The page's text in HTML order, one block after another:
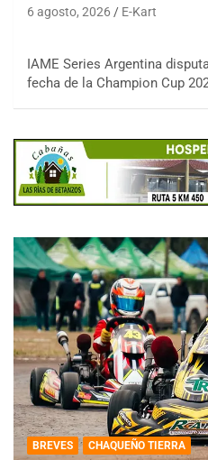
6 agosto, 2026 E-Kart
IAME Series Argentina
fecha de la Champion Cup
BREVES CHAQUEÑO TIERRA